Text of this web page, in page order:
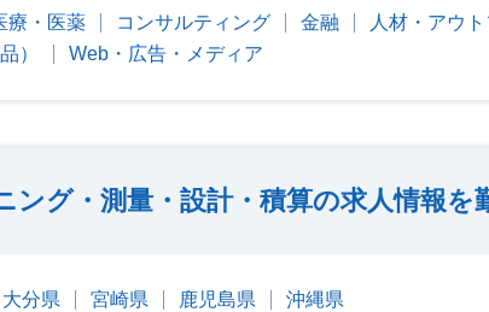
療・医薬 コンサルティング 金融
人材・アウ
）
Web・広告・メディア
ング・測量・設計・積算の求人情報を
大分県 宮崎県 鹿児島県 沖縄県